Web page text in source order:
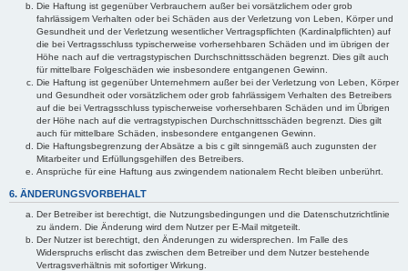
Die Haftung ist gegenüber Verbrauchern außer bei vorsätzlichem oder grob
fahrlässigem Verhalten oder bei Schäden aus der Verletzung von Leben, Körper und
Gesundheit und der Verletzung wesentlicher Vertragspflichten (Kardinalpflichten) auf
die bei Vertragsschluss typischerweise vorhersehbaren Schäden und im übrigen der
Höhe nach auf die vertragstypischen Durchschnittsschäden begrenzt. Dies gilt auch
für mittelbare Folgeschäden wie insbesondere entgangenen Gewinn.
Die Haftung ist gegenüber Unternehmern außer bei der Verletzung von Leben, Körper
und Gesundheit oder vorsätzlichem oder grob fahrlässigem Verhalten des Betreibers
auf die bei Vertragsschluss typischerweise vorhersehbaren Schäden und im Übrigen
der Höhe nach auf die vertragstypischen Durchschnittsschäden begrenzt. Dies gilt
auch für mittelbare Schäden, insbesondere entgangenen Gewinn.
Die Haftungsbegrenzung der Absätze a bis c gilt sinngemäß auch zugunsten der
Mitarbeiter und Erfüllungsgehilfen des Betreibers.
Ansprüche für eine Haftung aus zwingendem nationalem Recht bleiben unberührt.
6. ÄNDERUNGSVORBEHALT
Der Betreiber ist berechtigt, die Nutzungsbedingungen und die Datenschutzrichtlinie
zu ändern. Die Änderung wird dem Nutzer per E-Mail mitgeteilt.
Der Nutzer ist berechtigt, den Änderungen zu widersprechen. Im Falle des
Widerspruchs erlischt das zwischen dem Betreiber und dem Nutzer bestehende
Vertragsverhältnis mit sofortiger Wirkung.